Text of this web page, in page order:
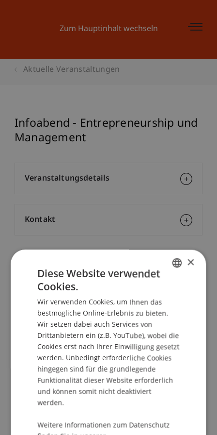
Zum Hauptinhalt wechseln
Aktuelle Veranstaltungen
Infoabend - Entrepreneurship und
Management
Institut für Entrepreneurship
- 18.00 UhrBegrüssung
Dr. oec. HSG Hans Vettiger, Leiter
Weiterbildungsprogramme
Van Riemsdijk-Lehrstuhl für Entrepreneurship
Kurzreferat "Karriere und Weiterbildung
18.20 UhrPräsentation der Studiengänge in
Entrepreneurship und Management
MAS/MBA International Management)
Executive MBA Entrepreneurial
Management
Veranstaltungsdetails
Kontakt
×
Diese Website verwendet
Cookies.
Wir verwenden Cookies, um Ihnen das
bestmögliche Online-Erlebnis zu bieten.
Wir setzen dabei auch Services von
Drittanbietern ein (z.B. YouTube), wobei die
Cookies erst nach Ihrer Einwilligung gesetzt
werden. Unbedingt erforderliche Cookies
hingegen sind für die grundlegende
Funktionalität dieser Website erforderlich
und können somit nicht deaktiviert
werden.
Weitere Informationen zum Datenschutz